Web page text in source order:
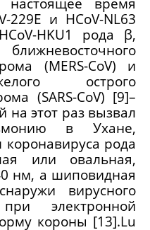
229E и HCoV-NL63
HKU1 рода β,
(MERS-CoV) и
острого
(SARS-CoV) [9]–
на этот раз вызвал
в Ухане,
рода
или овальная,
нм, а шиповидная
вирусного
электронной
короны [13].Lu